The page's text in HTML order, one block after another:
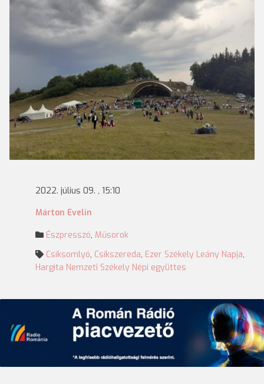
2022. július 09. , 15:10
Márton Evelin
Észpresszó, Műsorok
Csíksomlyó, Csíkszereda, Ezer Székely Leány Napja,
Hargita Nemzeti Székely Népi együttes